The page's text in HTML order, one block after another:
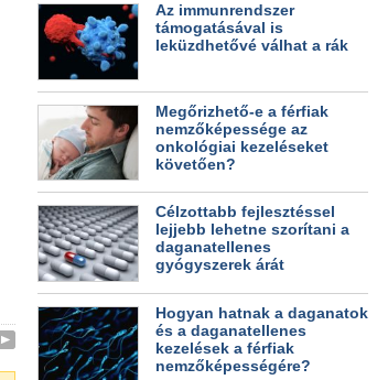
Az immunrendszer
támogatásával is
leküzdhetővé válhat a rák
Megőrizhető-e a férfiak
nemzőképessége az
onkológiai kezeléseket
követően?
Célzottabb fejlesztéssel
lejjebb lehetne szorítani a
daganatellenes
gyógyszerek árát
Hogyan hatnak a daganatok
és a daganatellenes
kezelések a férfiak
nemzőképességére?